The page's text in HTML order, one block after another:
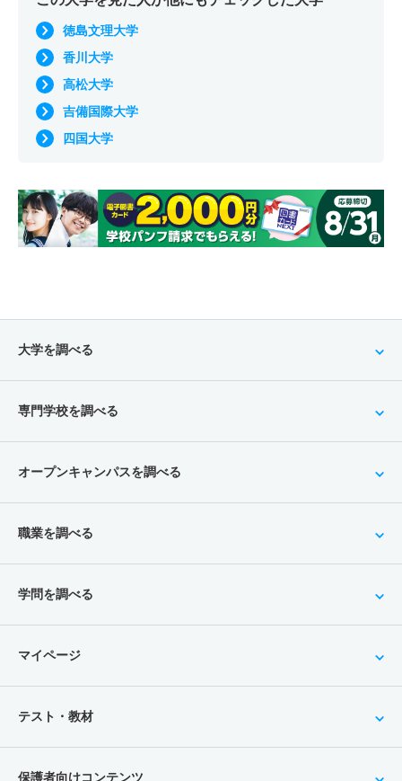
徳島文理大学
香川大学
高松大学
吉備国際大学
四国大学
大学を調べる
専門学校を調べる
オープンキャンパスを調べる
職業を調べる
学問を調べる
マイページ
テスト・教材
保護者向けコンテンツ